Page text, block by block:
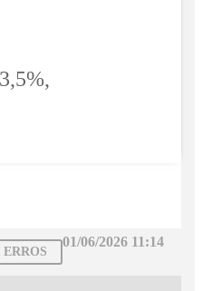
01/06/2026 11:14